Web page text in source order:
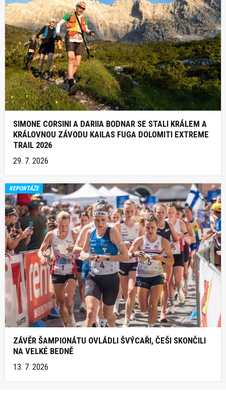
SIMONE CORSINI A DARIIA BODNAR SE STALI KRÁLEM A
KRÁLOVNOU ZÁVODU KAILAS FUGA DOLOMITI EXTREME
TRAIL 2026
29. 7. 2026
REPORTÁŽE
ZÁVĚR ŠAMPIONÁTU OVLÁDLI ŠVÝCAŘI, ČEŠI SKONČILI
NA VELKÉ BEDNĚ
13. 7. 2026